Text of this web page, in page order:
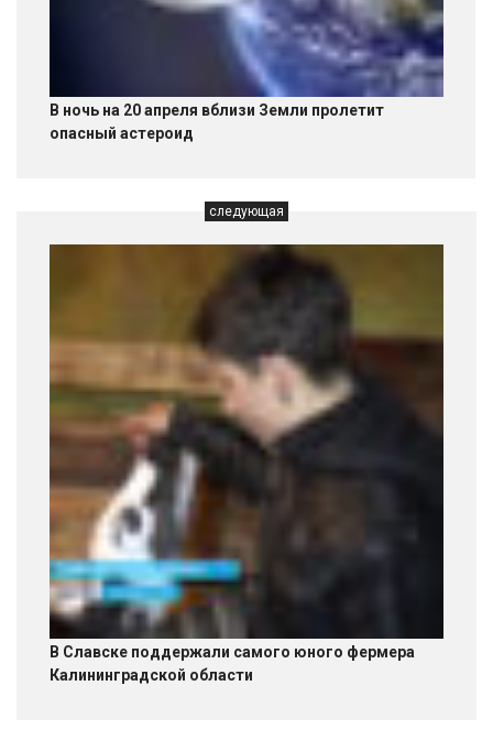
В ночь на 20 апреля вблизи Земли пролетит
опасный астероид
следующая
В Славске поддержали самого юного фермера
Калининградской области